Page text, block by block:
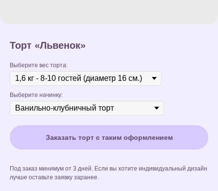
Торт «Львенок»
Выберите вес торта:
Выберите начинку:
Заказать торт с таким оформлением
Под заказ минимум от 3 дней. Если вы хотите индивидуальный дизайн
лучше оставьте заявку заранее.